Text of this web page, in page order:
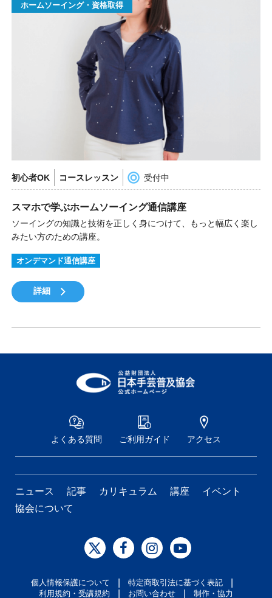
ホームソーイング・資格取得
初心者OK コースレッスン 受付中
スマホで学ぶホームソーイング通信講座
ソーイングの知識と技術を正しく身につけて、もっと幅広く楽し
みたい方のための講座。
オンデマンド通信講座
詳細
よくある質問 ご利用ガイド アクセス
ニュース 記事 カリキュラム 講座
イベント
協会について
個人情報保護について 特定商取引法に基づく表記
利用規約・受講規約 お問い合わせ 制作・協力